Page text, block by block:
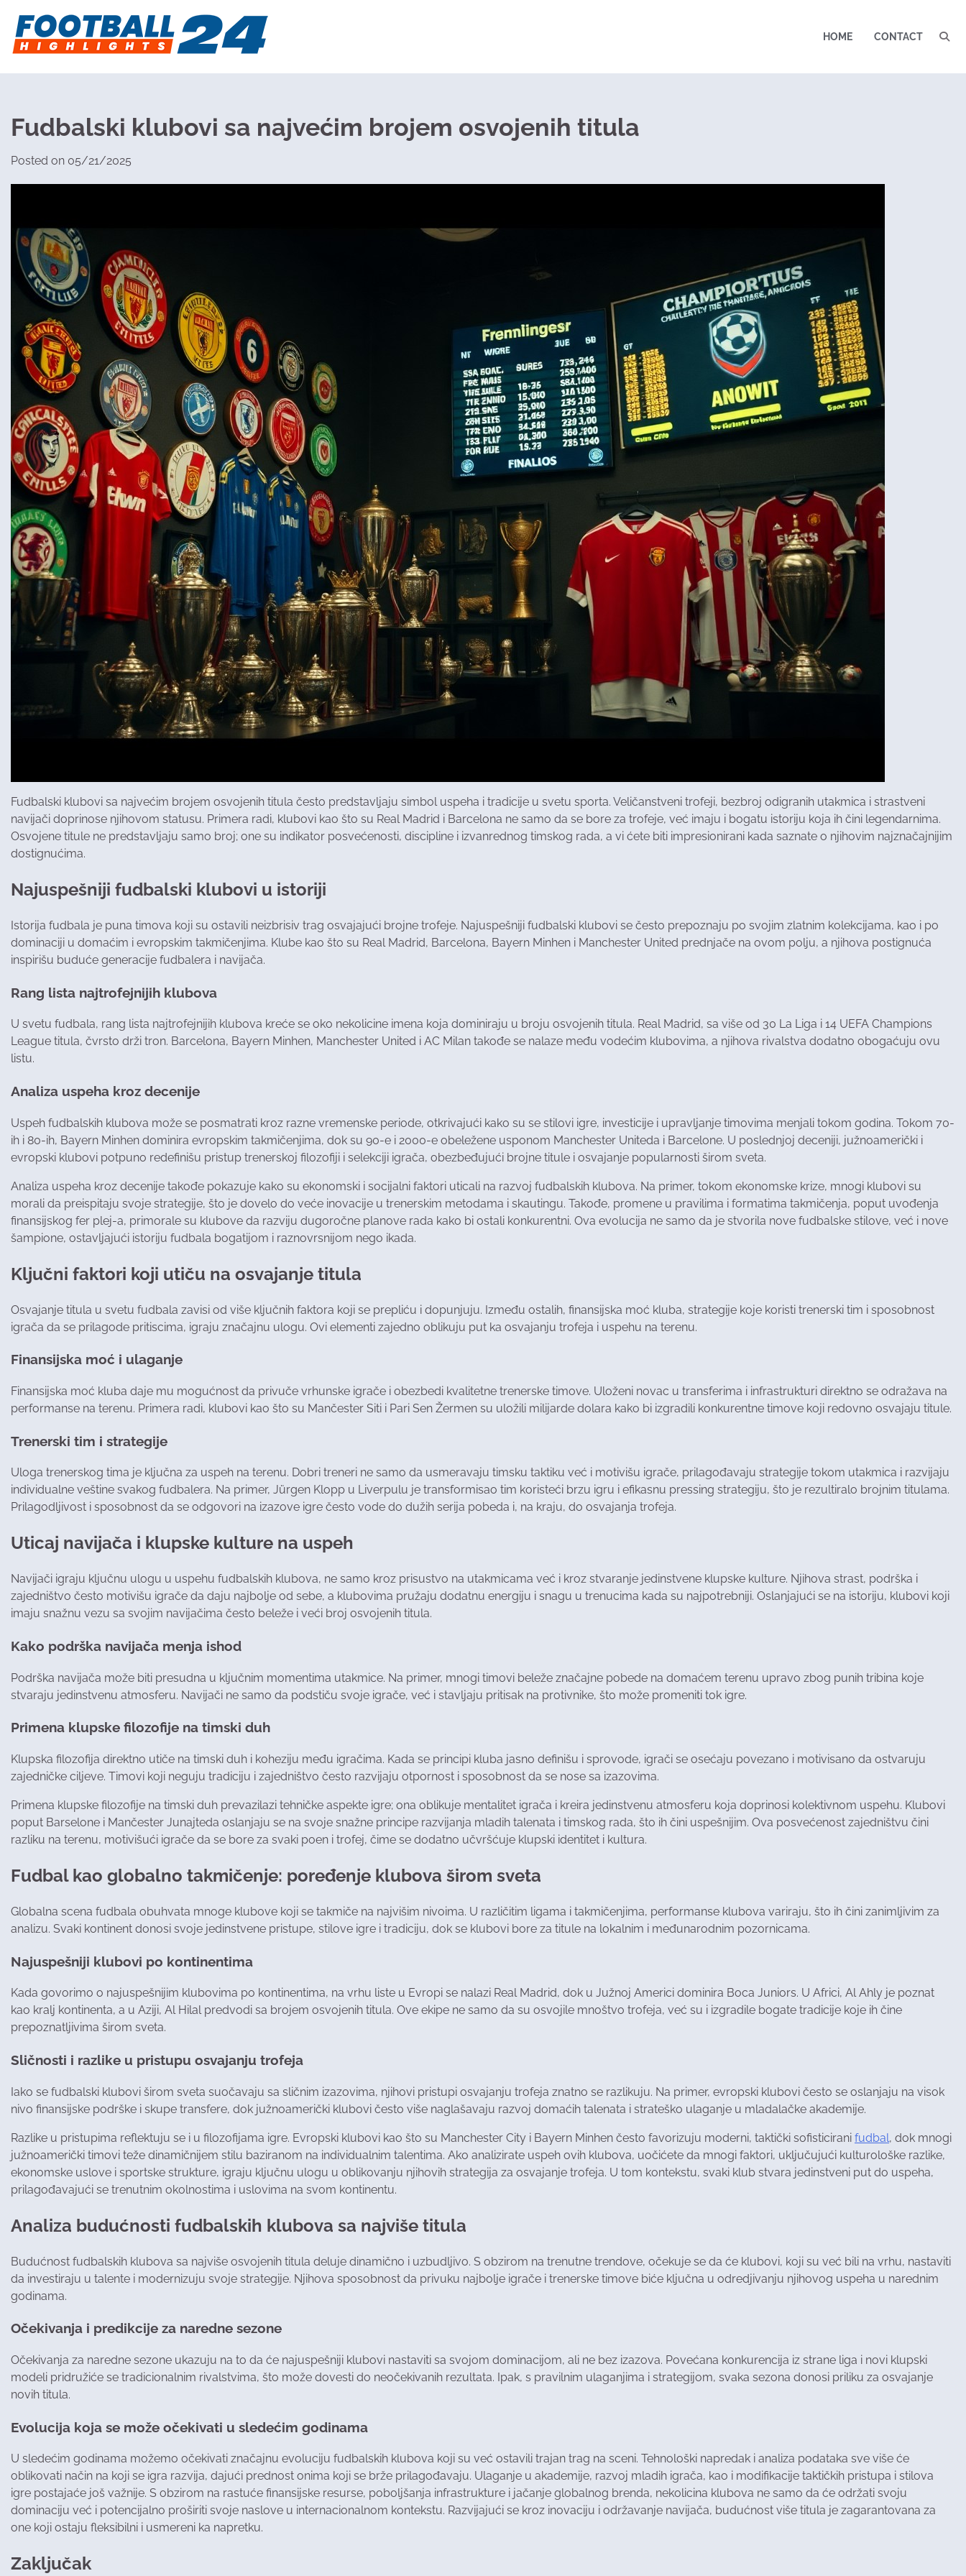
content
HOME CONTACT
Fudbalski klubovi sa najvećim brojem osvojenih titula
Posted on 05/21/2025
Fudbalski klubovi sa najvećim brojem osvojenih titula često predstavljaju simbol uspeha i tradicije u svetu sporta. Veličanstveni trofeji, bezbroj odigranih utakmica i strastveni
navijači doprinose njihovom statusu. Primera radi, klubovi kao što su Real Madrid i Barcelona ne samo da se bore za trofeje, već imaju i bogatu istoriju koja ih čini legendarnima.
Osvojene titule ne predstavljaju samo broj; one su indikator posvećenosti, discipline i izvanrednog timskog rada, a vi ćete biti impresionirani kada saznate o njihovim najznačajnijim
dostignućima.
Najuspešniji fudbalski klubovi u istoriji
Istorija fudbala je puna timova koji su ostavili neizbrisiv trag osvajajući brojne trofeje. Najuspešniji fudbalski klubovi se često prepoznaju po svojim zlatnim kolekcijama, kao i po
dominaciji u domaćim i evropskim takmičenjima. Klube kao što su Real Madrid, Barcelona, Bayern Minhen i Manchester United prednjače na ovom polju, a njihova postignuća
inspirišu buduće generacije fudbalera i navijača.
Rang lista najtrofejnijih klubova
U svetu fudbala, rang lista najtrofejnijih klubova kreće se oko nekolicine imena koja dominiraju u broju osvojenih titula. Real Madrid, sa više od 30 La Liga i 14 UEFA Champions
League titula, čvrsto drži tron. Barcelona, Bayern Minhen, Manchester United i AC Milan takođe se nalaze među vodećim klubovima, a njihova rivalstva dodatno obogaćuju ovu
listu.
Analiza uspeha kroz decenije
Uspeh fudbalskih klubova može se posmatrati kroz razne vremenske periode, otkrivajući kako su se stilovi igre, investicije i upravljanje timovima menjali tokom godina. Tokom 70-
ih i 80-ih, Bayern Minhen dominira evropskim takmičenjima, dok su 90-e i 2000-e obeležene usponom Manchester Uniteda i Barcelone. U poslednjoj deceniji, južnoamerički i
evropski klubovi potpuno redefinišu pristup trenerskoj filozofiji i selekciji igrača, obezbeđujući brojne titule i osvajanje popularnosti širom sveta.
Analiza uspeha kroz decenije takođe pokazuje kako su ekonomski i socijalni faktori uticali na razvoj fudbalskih klubova. Na primer, tokom ekonomske krize, mnogi klubovi su
morali da preispitaju svoje strategije, što je dovelo do veće inovacije u trenerskim metodama i skautingu. Takođe, promene u pravilima i formatima takmičenja, poput uvođenja
finansijskog fer plej-a, primorale su klubove da razviju dugoročne planove rada kako bi ostali konkurentni. Ova evolucija ne samo da je stvorila nove fudbalske stilove, već i nove
šampione, ostavljajući istoriju fudbala bogatijom i raznovrsnijom nego ikada.
Ključni faktori koji utiču na osvajanje titula
Osvajanje titula u svetu fudbala zavisi od više ključnih faktora koji se prepliću i dopunjuju. Između ostalih, finansijska moć kluba, strategije koje koristi trenerski tim i sposobnost
igrača da se prilagode pritiscima, igraju značajnu ulogu. Ovi elementi zajedno oblikuju put ka osvajanju trofeja i uspehu na terenu.
Finansijska moć i ulaganje
Finansijska moć kluba daje mu mogućnost da privuče vrhunske igrače i obezbedi kvalitetne trenerske timove. Uloženi novac u transferima i infrastrukturi direktno se odražava na
performanse na terenu. Primera radi, klubovi kao što su Mančester Siti i Pari Sen Žermen su uložili milijarde dolara kako bi izgradili konkurentne timove koji redovno osvajaju titule.
Trenerski tim i strategije
Uloga trenerskog tima je ključna za uspeh na terenu. Dobri treneri ne samo da usmeravaju timsku taktiku već i motivišu igrače, prilagođavaju strategije tokom utakmica i razvijaju
individualne veštine svakog fudbalera. Na primer, Jürgen Klopp u Liverpulu je transformisao tim koristeći brzu igru i efikasnu pressing strategiju, što je rezultiralo brojnim titulama.
Prilagodljivost i sposobnost da se odgovori na izazove igre često vode do dužih serija pobeda i, na kraju, do osvajanja trofeja.
Uticaj navijača i klupske kulture na uspeh
Navijači igraju ključnu ulogu u uspehu fudbalskih klubova, ne samo kroz prisustvo na utakmicama već i kroz stvaranje jedinstvene klupske kulture. Njihova strast, podrška i
zajedništvo često motivišu igrače da daju najbolje od sebe, a klubovima pružaju dodatnu energiju i snagu u trenucima kada su najpotrebniji. Oslanjajući se na istoriju, klubovi koji
imaju snažnu vezu sa svojim navijačima često beleže i veći broj osvojenih titula.
Kako podrška navijača menja ishod
Podrška navijača može biti presudna u ključnim momentima utakmice. Na primer, mnogi timovi beleže značajne pobede na domaćem terenu upravo zbog punih tribina koje
stvaraju jedinstvenu atmosferu. Navijači ne samo da podstiču svoje igrače, već i stavljaju pritisak na protivnike, što može promeniti tok igre.
Primena klupske filozofije na timski duh
Klupska filozofija direktno utiče na timski duh i koheziju među igračima. Kada se principi kluba jasno definišu i sprovode, igrači se osećaju povezano i motivisano da ostvaruju
zajedničke ciljeve. Timovi koji neguju tradiciju i zajedništvo često razvijaju otpornost i sposobnost da se nose sa izazovima.
Primena klupske filozofije na timski duh prevazilazi tehničke aspekte igre; ona oblikuje mentalitet igrača i kreira jedinstvenu atmosferu koja doprinosi kolektivnom uspehu. Klubovi
poput Barselone i Mančester Junajteda oslanjaju se na svoje snažne principe razvijanja mladih talenata i timskog rada, što ih čini uspešnijim. Ova posvećenost zajedništvu čini
razliku na terenu, motivišući igrače da se bore za svaki poen i trofej, čime se dodatno učvršćuje klupski identitet i kultura.
Fudbal kao globalno takmičenje: poređenje klubova širom sveta
Globalna scena fudbala obuhvata mnoge klubove koji se takmiče na najvišim nivoima. U različitim ligama i takmičenjima, performanse klubova variraju, što ih čini zanimljivim za
analizu. Svaki kontinent donosi svoje jedinstvene pristupe, stilove igre i tradiciju, dok se klubovi bore za titule na lokalnim i međunarodnim pozornicama.
Najuspešniji klubovi po kontinentima
Kada govorimo o najuspešnijim klubovima po kontinentima, na vrhu liste u Evropi se nalazi Real Madrid, dok u Južnoj Americi dominira Boca Juniors. U Africi, Al Ahly je poznat
kao kralj kontinenta, a u Aziji, Al Hilal predvodi sa brojem osvojenih titula. Ove ekipe ne samo da su osvojile mnoštvo trofeja, već su i izgradile bogate tradicije koje ih čine
prepoznatljivima širom sveta.
Sličnosti i razlike u pristupu osvajanju trofeja
Iako se fudbalski klubovi širom sveta suočavaju sa sličnim izazovima, njihovi pristupi osvajanju trofeja znatno se razlikuju. Na primer, evropski klubovi često se oslanjaju na visok
nivo finansijske podrške i skupe transfere, dok južnoamerički klubovi često više naglašavaju razvoj domaćih talenata i strateško ulaganje u mladalačke akademije.
Razlike u pristupima reflektuju se i u filozofijama igre. Evropski klubovi kao što su Manchester City i Bayern Minhen često favorizuju moderni, taktički sofisticirani fudbal, dok mnogi
južnoamerički timovi teže dinamičnijem stilu baziranom na individualnim talentima. Ako analizirate uspeh ovih klubova, uočićete da mnogi faktori, uključujući kulturološke razlike,
ekonomske uslove i sportske strukture, igraju ključnu ulogu u oblikovanju njihovih strategija za osvajanje trofeja. U tom kontekstu, svaki klub stvara jedinstveni put do uspeha,
prilagođavajući se trenutnim okolnostima i uslovima na svom kontinentu.
Analiza budućnosti fudbalskih klubova sa najviše titula
Budućnost fudbalskih klubova sa najviše osvojenih titula deluje dinamično i uzbudljivo. S obzirom na trenutne trendove, očekuje se da će klubovi, koji su već bili na vrhu, nastaviti
da investiraju u talente i modernizuju svoje strategije. Njihova sposobnost da privuku najbolje igrače i trenerske timove biće ključna u odredjivanju njihovog uspeha u narednim
godinama.
Očekivanja i predikcije za naredne sezone
Očekivanja za naredne sezone ukazuju na to da će najuspešniji klubovi nastaviti sa svojom dominacijom, ali ne bez izazova. Povećana konkurencija iz strane liga i novi klupski
modeli pridružiće se tradicionalnim rivalstvima, što može dovesti do neočekivanih rezultata. Ipak, s pravilnim ulaganjima i strategijom, svaka sezona donosi priliku za osvajanje
novih titula.
Evolucija koja se može očekivati u sledećim godinama
U sledećim godinama možemo očekivati značajnu evoluciju fudbalskih klubova koji su već ostavili trajan trag na sceni. Tehnološki napredak i analiza podataka sve više će
oblikovati način na koji se igra razvija, dajući prednost onima koji se brže prilagođavaju. Ulaganje u akademije, razvoj mladih igrača, kao i modifikacije taktičkih pristupa i stilova
igre postajaće još važnije. S obzirom na rastuće finansijske resurse, poboljšanja infrastrukture i jačanje globalnog brenda, nekolicina klubova ne samo da će održati svoju
dominaciju već i potencijalno proširiti svoje naslove u internacionalnom kontekstu. Razvijajući se kroz inovaciju i održavanje navijača, budućnost više titula je zagarantovana za
one koji ostaju fleksibilni i usmereni ka napretku.
Zaključak